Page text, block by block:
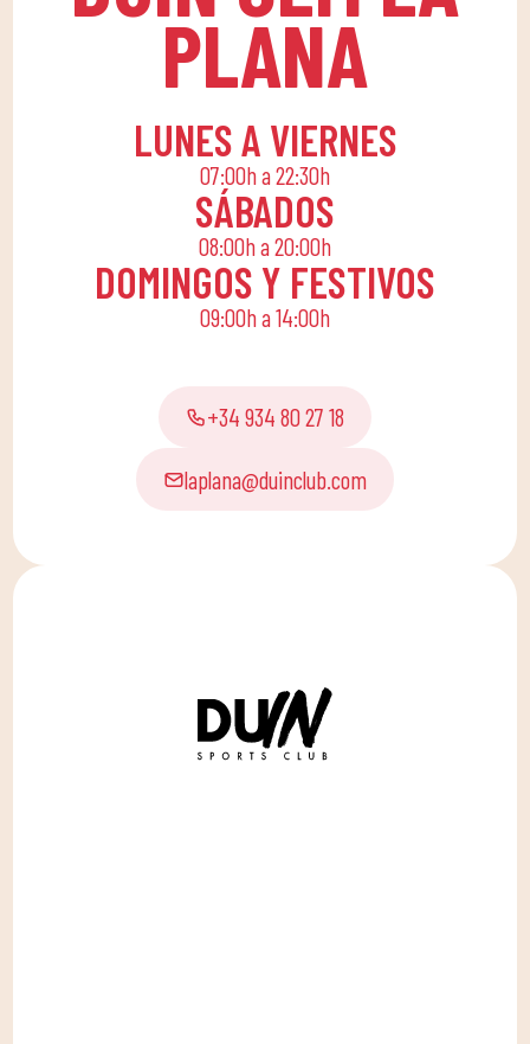
compañerismo. ​Para
ello, apostamos por una
cuota familiar que
permita a toda la
familia conciliar su
rutina diaria con una
vida activa, ofreciendo
actividades lúdicas y
educativas para que los
pequeños de casa
PLANA
LUNES A VIERNES
07:00h a 22:30h
SÁBADOS
08:00h a 20:00h
DOMINGOS Y FESTIVOS
09:00h a 14:00h
+34 934 80 27 18
laplana@duinclub.com